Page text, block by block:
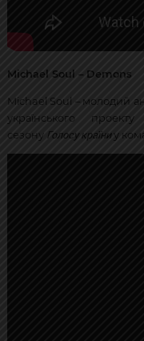
Michael Soul – Demons
Michael Soul – молодий
українського
сезону Голосу країниу